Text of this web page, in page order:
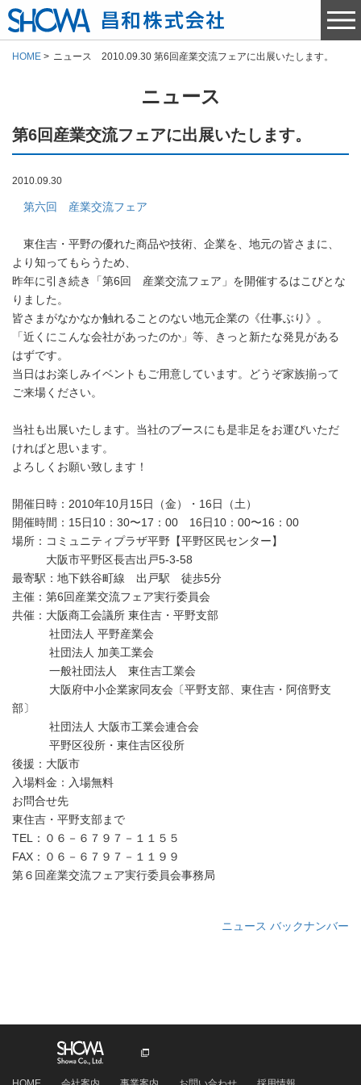
HOME ニュース 2010.09.30 第6回産業交流フェアに出展いたします。
ニュース
第6回産業交流フェアに出展いたします。
2010.09.30
第六回 産業交流フェア
東住吉・平野の優れた商品や技術、企業を、地元の皆さまに、
より知ってもらうため、
昨年に引き続き「第6回 産業交流フェア」を開催するはこびとな
りました。
皆さまがなかなか触れることのない地元企業の《仕事ぶり》。
「近くにこんな会社があったのか」等、きっと新たな発見がある
はずです。
当日はお楽しみイベントもご用意しています。どうぞ家族揃って
ご来場ください。
当社も出展いたします。当社のブースにも是非足をお運びいただ
ければと思います。
よろしくお願い致します！
開催日時：2010年10月15日（金）・16日（土）
開催時間：15日10：30〜17：00 16日10：00〜16：00
場所：コミュニティプラザ平野【平野区民センター】
大阪市平野区長吉出戸5-3-58
最寄駅：地下鉄谷町線 出戸駅 徒歩5分
主催：第6回産業交流フェア実行委員会
共催：大阪商工会議所 東住吉・平野支部
社団法人 平野産業会
社団法人 加美工業会
一般社団法人 東住吉工業会
大阪府中小企業家同友会〔平野支部、東住吉・阿倍野支
部〕
社団法人 大阪市工業会連合会
平野区役所・東住吉区役所
後援：大阪市
入場料金：入場無料
お問合せ先
東住吉・平野支部まで
TEL：０６－６７９７－１１５５
FAX：０６－６７９７－１１９９
第６回産業交流フェア実行委員会事務局
ニュース バックナンバー